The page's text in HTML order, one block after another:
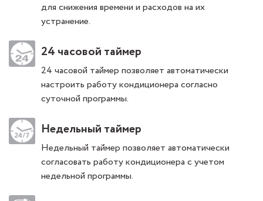
для снижения времени и расходов на их
устранение.
24 часовой таймер
24 часовой таймер позволяет автоматически
настроить работу кондиционера согласно
суточной программы.
Недельный таймер
Недельный таймер позволяет автоматически
согласовать работу кондиционера с учетом
недельной программы.